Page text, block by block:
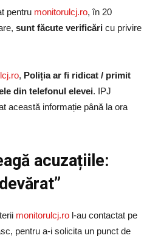
pentru monitorulcj.ro, în 20
sunt făcute verificări cu privire
, Poliția ar fi ridicat / primit
din telefonul elevei. IPJ
această informație până la ora
acuzațiile:
monitorulcj.ro l-au contactat pe
pentru a-i solicita un punct de